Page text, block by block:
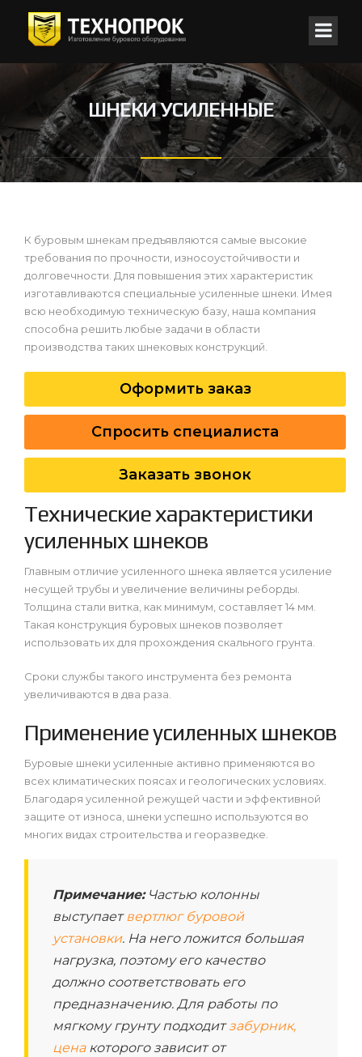
ШНЕКИ УСИЛЕННЫЕ
К буровым шнекам предъявляются самые высокие
требования по прочности, износоустойчивости и
долговечности. Для повышения этих характеристик
изготавливаются специальные усиленные шнеки. Имея
всю необходимую техническую базу, наша компания
способна решить любые задачи в области
производства таких шнековых конструкций.
Оформить заказ
Спросить специалиста
Заказать звонок
Технические характеристики
усиленных шнеков
Главным отличие усиленного шнека является усиление
несущей трубы и увеличение величины реборды.
Толщина стали витка, как минимум, составляет 14 мм.
Такая конструкция буровых шнеков позволяет
использовать их для прохождения скального грунта.
Сроки службы такого инструмента без ремонта
увеличиваются в два раза.
Применение усиленных шнеков
Буровые шнеки усиленные активно применяются во
всех климатических поясах и геологических условиях.
Благодаря усиленной режущей части и эффективной
защите от износа, шнеки успешно используются во
многих видах строительства и георазведке.
Примечание:Частью колонны
выступает вертлюг буровой
установки. На него ложится большая
нагрузка, поэтому его качество
должно соответствовать его
предназначению. Для работы по
мягкому грунту подходитзабурник,
ценакоторого зависит от